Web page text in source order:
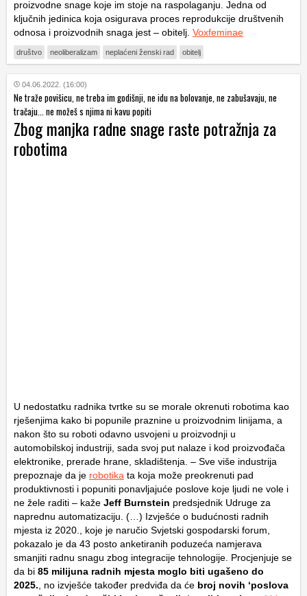
proizvodne snage koje im stoje na raspolaganju. Jedna od
ključnih jedinica koja osigurava proces reprodukcije društvenih
odnosa i proizvodnih snaga jest – obitelj. Voxfeminae
društvo neoliberalizam neplaćeni ženski rad obitelj
04.06.2022. (16:00)
Ne traže povišicu, ne treba im godišnji, ne idu na bolovanje, ne zabušavaju, ne
tračaju... ne možeš s njima ni kavu popiti
Zbog manjka radne snage raste potražnja za
robotima
U nedostatku radnika tvrtke su se morale okrenuti robotima kao
rješenjima kako bi popunile praznine u proizvodnim linijama, a
nakon što su roboti odavno usvojeni u proizvodnji u
automobilskoj industriji, sada svoj put nalaze i kod proizvođača
elektronike, prerade hrane, skladištenja. – Sve više industrija
prepoznaje da je robotika ta koja može preokrenuti pad
produktivnosti i popuniti ponavljajuće poslove koje ljudi ne vole i
ne žele raditi – kaže Jeff Burnstein predsjednik Udruge za
naprednu automatizaciju. (…) Izvješće o budućnosti radnih
mjesta iz 2020., koje je naručio Svjetski gospodarski forum,
pokazalo je da 43 posto anketiranih poduzeća namjerava
smanjiti radnu snagu zbog integracije tehnologije. Procjenjuje se
da bi 85 milijuna radnih mjesta moglo biti ugašeno do
2025., no izvješće također predviđa da će broj novih ‘poslova